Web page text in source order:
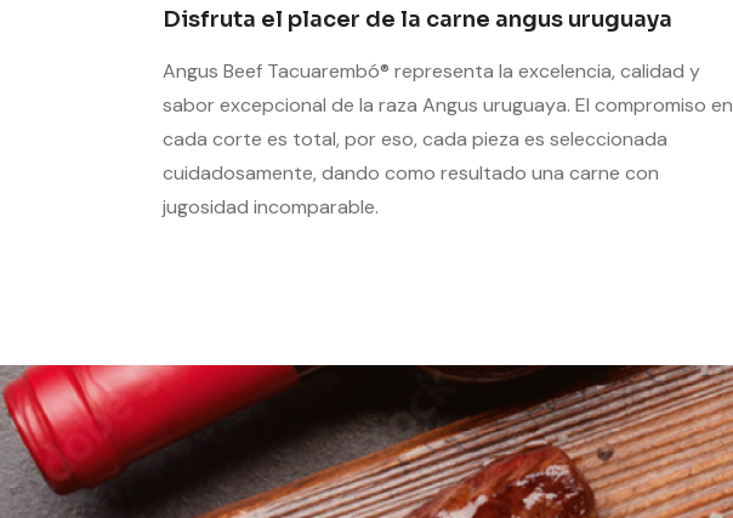
Disfruta el placer de la carne angus uruguaya
Angus Beef Tacuarembó® representa la excelencia, calidad y
sabor excepcional de la raza Angus uruguaya. El compromiso en
cada corte es total, por eso, cada pieza es seleccionada
cuidadosamente, dando como resultado una carne con
jugosidad incomparable.